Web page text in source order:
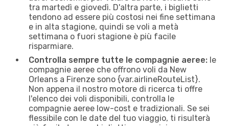
tra martedì e giovedì. D'altra parte, i biglietti
tendono ad essere più costosi nei fine settimana
e in alta stagione, quindi se voli a metà
settimana o fuori stagione è più facile
risparmiare.
Controlla sempre tutte le compagnie aeree: le
compagnie aeree che offrono voli da New
Orleans a Firenze sono {​var.airlineRouteList}.
Non appena il nostro motore di ricerca ti offre
l'elenco dei voli disponibili, controlla le
compagnie aeree low-cost e tradizionali. Se sei
flessibile con le date del tuo viaggio, ti risulterà